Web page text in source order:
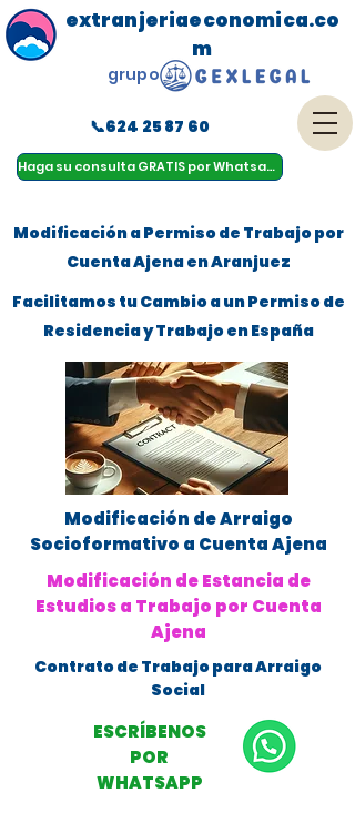
Haga su consulta GRATIS por Whatsapp
menu
extranjeriaeconomica.co
m
📞624 25 87 60
grupo
Modificación a Permiso de Trabajo por
Cuenta Ajena en Aranjuez
Facilitamos tu Cambio a un Permiso de
Residencia y Trabajo en España
Modificación de Arraigo
Socioformativo a Cuenta Ajena
Modificación de Estancia de
Estudios a Trabajo por Cuenta
Ajena
Contrato de Trabajo para Arraigo
Social
ESCRÍBENOS
POR
WHATSAPP